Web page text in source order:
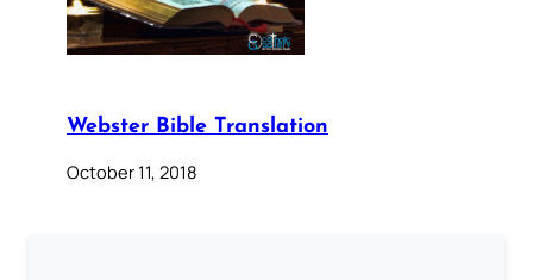
Webster Bible Translation
October 11, 2018